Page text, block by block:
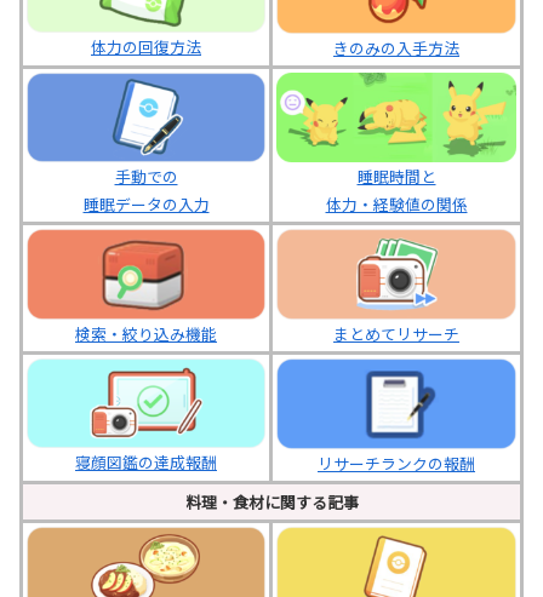
体力の回復方法 きのみの入手方法
手動での
睡眠データの入力
睡眠時間と
体力・経験値の関係
検索・絞り込み機能 まとめてリサーチ
寝顔図鑑の達成報酬
リサーチランクの報酬
料理・食材に関する記事